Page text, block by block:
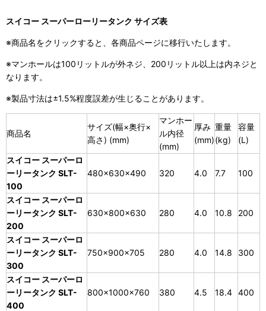
スイコー スーパーローリータンク サイズ表
※商品名をクリックすると、各商品ページに移行いたします。
※マンホールは100リットルが外ネジ、200リットル以上は内ネジと
なります。
※製品寸法は±1.5%程度誤差が生じることがあります。
商品名
サイズ(幅×奥行×
高さ) (mm)
マンホー
ル内径
(mm)
厚み
(mm)
重量
(kg)
容量
(L)
スイコー スーパーロ
ーリータンク SLT-
100
480×630×490 320 4.0 7.7 100
スイコー スーパーロ
ーリータンク SLT-
200
630×800×630 280 4.0 10.8 200
スイコー スーパーロ
ーリータンク SLT-
300
750×900×705 280 4.0 14.8 300
スイコー スーパーロ
ーリータンク SLT-
400
800×1000×760 380 4.5 18.4 400